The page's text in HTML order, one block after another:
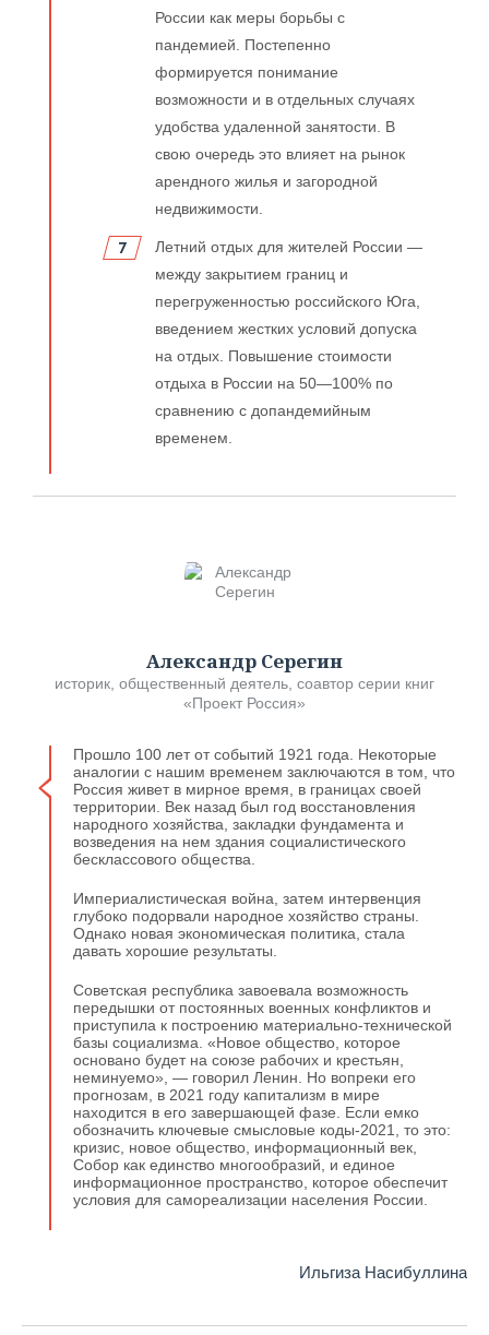
России как меры борьбы с
пандемией. Постепенно
формируется понимание
возможности и в отдельных случаях
удобства удаленной занятости. В
свою очередь это влияет на рынок
арендного жилья и загородной
недвижимости.
Летний отдых для жителей России —
между закрытием границ и
перегруженностью российского Юга,
введением жестких условий допуска
на отдых. Повышение стоимости
отдыха в России на 50—100% по
сравнению с допандемийным
временем.
Александр Серегин
историк, общественный деятель, соавтор серии книг
«Проект Россия»
Прошло 100 лет от событий 1921 года. Некоторые
аналогии с нашим временем заключаются в том, что
Россия живет в мирное время, в границах своей
территории. Век назад был год восстановления
народного хозяйства, закладки фундамента и
возведения на нем здания социалистического
бесклассового общества.
Империалистическая война, затем интервенция
глубоко подорвали народное хозяйство страны.
Однако новая экономическая политика, стала
давать хорошие результаты.
Советская республика завоевала возможность
передышки от постоянных военных конфликтов и
приступила к построению материально-технической
базы социализма. «Новое общество, которое
основано будет на союзе рабочих и крестьян,
неминуемо», — говорил Ленин. Но вопреки его
прогнозам, в 2021 году капитализм в мире
находится в его завершающей фазе. Если емко
обозначить ключевые смысловые коды-2021, то это:
кризис, новое общество, информационный век,
Собор как единство многообразий, и единое
информационное пространство, которое обеспечит
условия для самореализации населения России.
Ильгиза Насибуллина